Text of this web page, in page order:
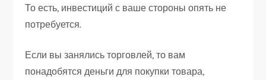
То есть, инвестиций с ваше стороны опять не
потребуется.
Если вы занялись торговлей, то вам
понадобятся деньги для покупки товара,